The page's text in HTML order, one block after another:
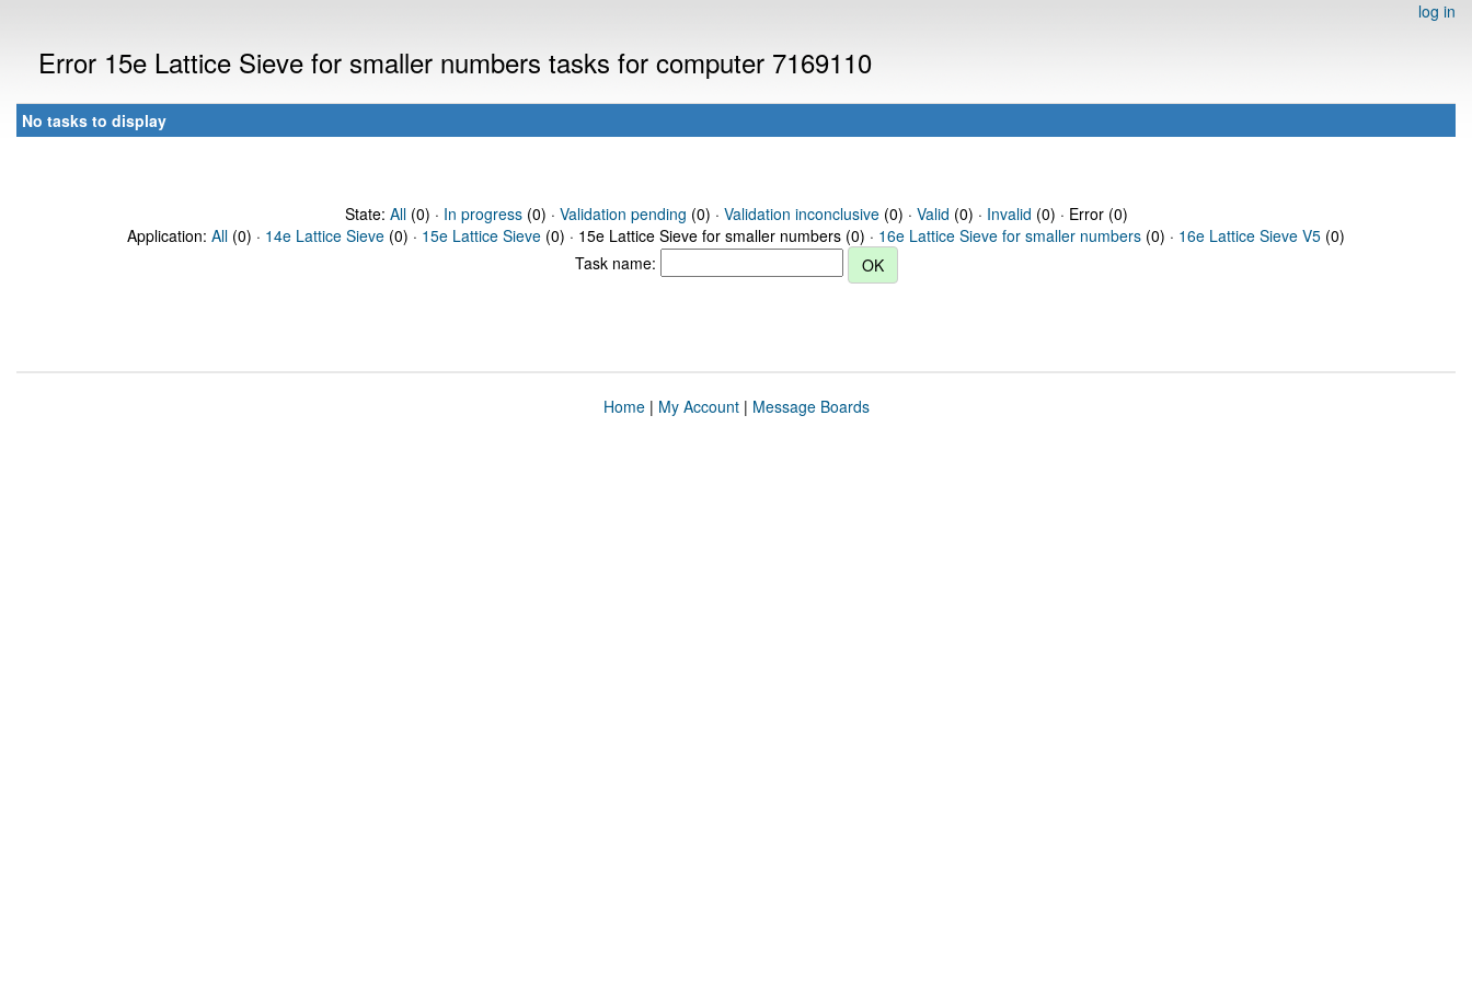
log in
Error 15e Lattice Sieve for smaller numbers tasks for computer 7169110
No tasks to display
State: All(0) · In progress(0) · Validation pending (0) · Validation inconclusive(0) · Valid (0) · Invalid (0) · Error (0)
Application: All (0) · 14e Lattice Sieve (0) · 15e Lattice Sieve (0) · 15e Lattice Sieve for smaller numbers (0) · 16e Lattice Sieve for smaller numbers (0) · 16e Lattice Sieve V5 (0)
Task name:
Home| My Account| Message Boards